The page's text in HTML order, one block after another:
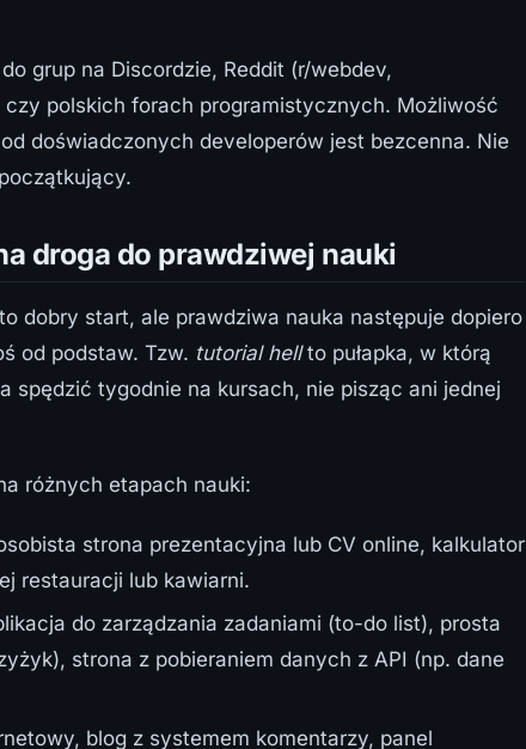
grup na Discordzie, Reddit (r/webdev,
polskich forach programistycznych. Możliwość
doświadczonych developerów jest bezcenna. Nie
droga do prawdziwej nauki
dobry start, ale prawdziwa nauka następuje dopiero
od podstaw. Tzw. tutorial hellto pułapka, w którą
spędzić tygodnie na kursach, nie pisząc ani jednej
różnych etapach nauki:
strona prezentacyjna lub CV online, kalkulator
restauracji lub kawiarni.
do zarządzania zadaniami (to-do list), prosta
strona z pobieraniem danych z API (np. dane
blog z systemem komentarzy, panel